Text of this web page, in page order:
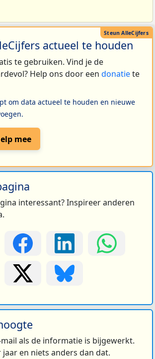
actueel te houden
te gebruiken. Vind je de
Help ons door een donatiete
om data actueel te houden en nieuwe
mee
interessant? Inspireer anderen
als de informatie is bijgewerkt.
jaar en niets anders dan dat.